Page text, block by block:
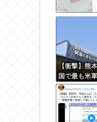
【衝撃】熊
国で最も米
空港になっ